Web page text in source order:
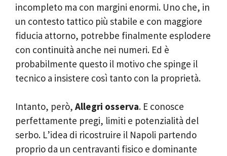
incompleto ma con margini enormi. Uno che, in
un contesto tattico più stabile e con maggiore
fiducia attorno, potrebbe finalmente esplodere
con continuità anche nei numeri. Ed è
probabilmente questo il motivo che spinge il
tecnico a insistere così tanto con la proprietà.
Intanto, però, Allegri osserva. E conosce
perfettamente pregi, limiti e potenzialità del
serbo. L’idea di ricostruire il Napoli partendo
proprio da un centravanti fisico e dominante